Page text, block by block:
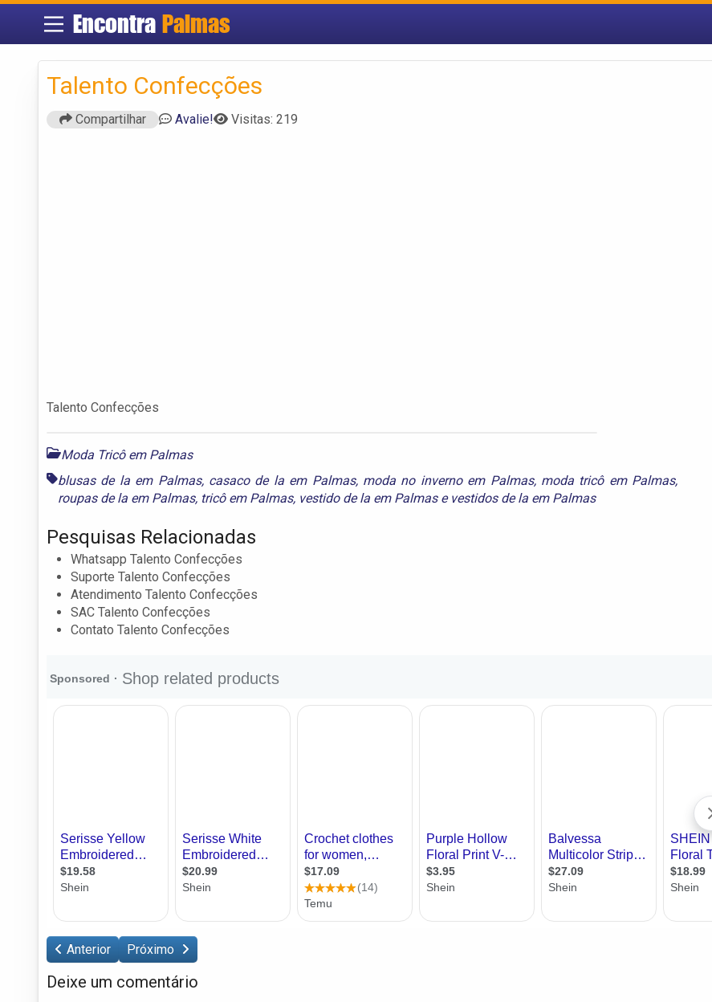
Encontra Palmas
Talento Confecções
Compartilhar Avalie! Visitas: 219
Talento Confecções
Moda Tricô em Palmas
blusas de la em Palmas, casaco de la em Palmas, moda no inverno em Palmas, moda tricô em Palmas,
roupas de la em Palmas, tricô em Palmas, vestido de la em Palmase vestidos de la em Palmas
Pesquisas Relacionadas
Whatsapp Talento Confecções
Suporte Talento Confecções
Atendimento Talento Confecções
SAC Talento Confecções
Contato Talento Confecções
Anterior Próximo
Deixe um comentário